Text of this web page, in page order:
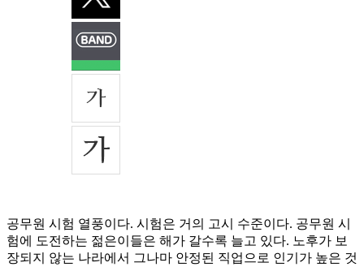
공무원 시험 열풍이다. 시험은 거의 고시 수준이다. 공무원 시
험에 도전하는 젊은이들은 해가 갈수록 늘고 있다. 노후가 보
장되지 않는 나라에서 그나마 안정된 직업으로 인기가 높은 것